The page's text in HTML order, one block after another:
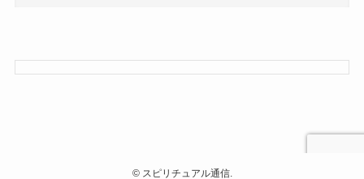
©スピリチュアル通信.